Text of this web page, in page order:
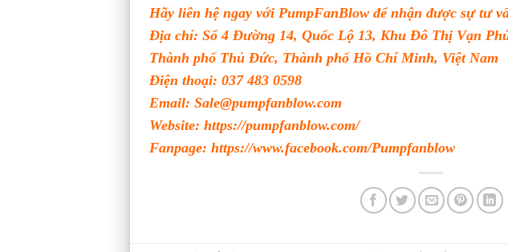
Hãy liên hệ ngay với PumpFanBlow để nhận được sự tư
Địa chỉ: Số 4 Đường 14, Quốc Lộ 13, Khu Đô Thị Vạn
Thành phố Thủ Đức, Thành phố Hồ Chí Minh, Việt Nam
Điện thoại: 037 483 0598
Email: Sale@pumpfanblow.com
Website: https://pumpfanblow.com/
Fanpage: https://www.facebook.com/Pumpfanblow